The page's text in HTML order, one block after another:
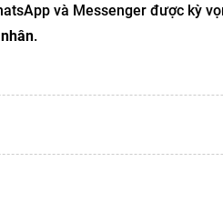
và Messenger được kỳ
.